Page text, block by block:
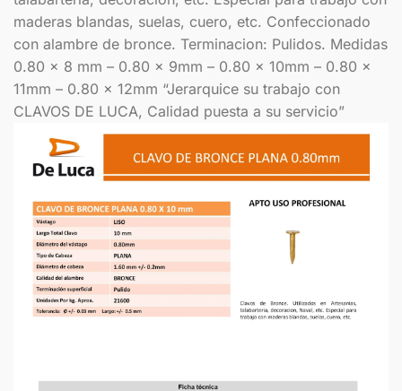
maderas blandas, suelas, cuero, etc. Confeccionado
con alambre de bronce. Terminacion: Pulidos. Medidas
0.80 x 8 mm – 0.80 x 9mm – 0.80 x 10mm – 0.80 x
11mm – 0.80 x 12mm “Jerarquice su trabajo con
CLAVOS DE LUCA, Calidad puesta a su servicio”